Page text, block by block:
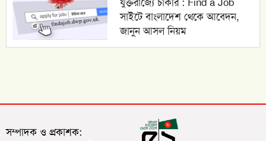
সাইটে বাংলাদেশ থেকে আবেদন,
জানুন আসল নিয়ম
সম্পাদক ও প্রকাশক: